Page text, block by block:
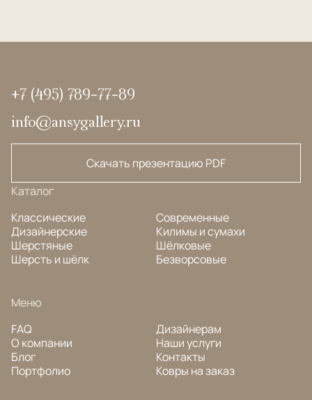
+7 (495) 789-77-89
info@ansygallery.ru
Скачать презентацию PDF
Каталог
Классические
Дизайнерские
Шерстяные
Шерсть и шёлк
Современные
Килимы и сумахи
Шёлковые
Безворсовые
Меню
FAQ
О компании
Блог
Портфолио
Дизайнерам
Наши услуги
Контакты
Ковры на заказ